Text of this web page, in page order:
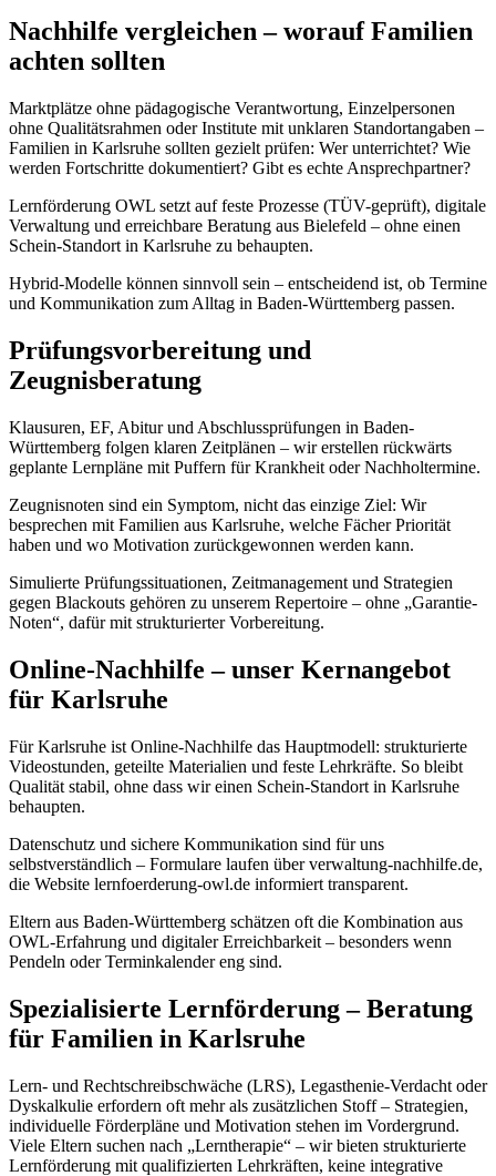
Nachhilfe vergleichen – worauf Familien
achten sollten
Marktplätze ohne pädagogische Verantwortung, Einzelpersonen
ohne Qualitätsrahmen oder Institute mit unklaren Standortangaben –
Familien in Karlsruhe sollten gezielt prüfen: Wer unterrichtet? Wie
werden Fortschritte dokumentiert? Gibt es echte Ansprechpartner?
Lernförderung OWL setzt auf feste Prozesse (TÜV-geprüft), digitale
Verwaltung und erreichbare Beratung aus Bielefeld – ohne einen
Schein-Standort in Karlsruhe zu behaupten.
Hybrid-Modelle können sinnvoll sein – entscheidend ist, ob Termine
und Kommunikation zum Alltag in Baden-Württemberg passen.
Prüfungsvorbereitung und
Zeugnisberatung
Klausuren, EF, Abitur und Abschlussprüfungen in Baden-
Württemberg folgen klaren Zeitplänen – wir erstellen rückwärts
geplante Lernpläne mit Puffern für Krankheit oder Nachholtermine.
Zeugnisnoten sind ein Symptom, nicht das einzige Ziel: Wir
besprechen mit Familien aus Karlsruhe, welche Fächer Priorität
haben und wo Motivation zurückgewonnen werden kann.
Simulierte Prüfungssituationen, Zeitmanagement und Strategien
gegen Blackouts gehören zu unserem Repertoire – ohne „Garantie-
Noten“, dafür mit strukturierter Vorbereitung.
Online-Nachhilfe – unser Kernangebot
für Karlsruhe
Für Karlsruhe ist Online-Nachhilfe das Hauptmodell: strukturierte
Videostunden, geteilte Materialien und feste Lehrkräfte. So bleibt
Qualität stabil, ohne dass wir einen Schein-Standort in Karlsruhe
behaupten.
Datenschutz und sichere Kommunikation sind für uns
selbstverständlich – Formulare laufen über verwaltung-nachhilfe.de,
die Website lernfoerderung-owl.de informiert transparent.
Eltern aus Baden-Württemberg schätzen oft die Kombination aus
OWL-Erfahrung und digitaler Erreichbarkeit – besonders wenn
Pendeln oder Terminkalender eng sind.
Spezialisierte Lernförderung – Beratung
für Familien in Karlsruhe
Lern- und Rechtschreibschwäche (LRS), Legasthenie-Verdacht oder
Dyskalkulie erfordern oft mehr als zusätzlichen Stoff – Strategien,
individuelle Förderpläne und Motivation stehen im Vordergrund.
Viele Eltern suchen nach „Lerntherapie“ – wir bieten strukturierte
Lernförderung mit qualifizierten Lehrkräften, keine integrative